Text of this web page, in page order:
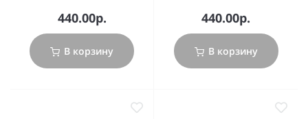
440.00р.
В корзину
440.00р.
В корзину